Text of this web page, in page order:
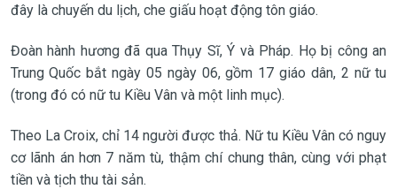
đây là chuyến du lịch, che giấu hoạt động tôn giáo.
Đoàn hành hương đã qua Thụy Sĩ, Ý và Pháp. Họ bị công an
Trung Quốc bắt ngày 05 ngày 06, gồm 17 giáo dân, 2 nữ tu
(trong đó có nữ tu Kiều Vân và một linh mục).
Theo La Croix, chỉ 14 người được thả. Nữ tu Kiều Vân có nguy
cơ lãnh án hơn 7 năm tù, thậm chí chung thân, cùng với phạt
tiền và tịch thu tài sản.